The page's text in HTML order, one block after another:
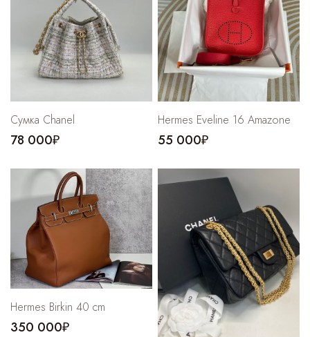
Сумка Chanel
78 000₽
Hermes Eveline 16 Amazone
55 000₽
Hermes Birkin 40 cm
350 000₽
Cпортивные брюки
Комбинезоны